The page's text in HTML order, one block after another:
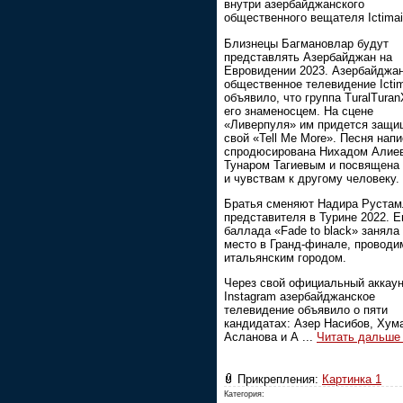
внутри азербайджанского
общественного вещателя
Близнецы Багмановлар будут
представлять Азербайджан на
Евровидении 2023.
общественное телевидение
объявило, что группа
его знаменосцем. На сцене
«Ливерпуля» им придется
свой «Tell Me More». Песня
спродюсирована Нихадом
Тунаром Тагиевым и
и чувствам к другому человеку.
Братья сменяют Надира
представителя в Турине 2022.
баллада «Fade to black» заняла
место в Гранд-финале,
итальянским городом.
Через свой официальный
Instagram азербайджанское
телевидение объявило о пяти
кандидатах: Азер Насибов,
Асланова и А ... Читать дальше
Прикрепления: Картинка 1
Категория: